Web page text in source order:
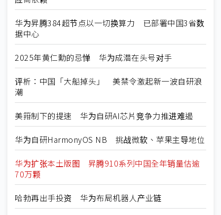
华为昇腾384超节点以一切换算力 已部署中国3省数
据中心
2025年黄仁勳的忌惮 华为成潜在头号对手
评析：中国「大船掉头」 美禁令激起新一波自研浪
潮
美箝制下的提速 华为自研AI芯片竞争力推进难遏
华为自研HarmonyOS NB 挑战微软、苹果主导地位
华为扩张本土版图 昇腾910系列中国全年销量估逾
70万颗
哈勃再出手投资 华为布局机器人产业链